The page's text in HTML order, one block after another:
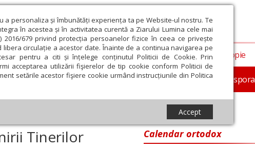
a personaliza și îmbunătăți experiența ta pe Website-ul nostru. Te
în acestea și în activitatea curentă a Ziarului Lumina cele mai
2016/679 privind protecția persoanelor fizice în ceea ce privește
circulație a acestor date. Înainte de a continua navigarea pe
pentru a citi și înțelege conținutul Politicii de Cookie. Prin
acceptarea utilizării fişierelor de tip cookie conform Politicii de
setările acestor fişiere cookie urmând instrucțiunile din Politica
Accept
de presă Documentar In memoriam Diaspora
Educaţie și Cultură Societate Opinii Filantropie
Tinerilor Ortodocși de la Ploiești
Tinerilor
Calendar ortodox